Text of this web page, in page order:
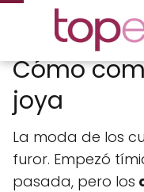
Cómo
joya
La moda de los
furor. Empezó
pasada, pero los